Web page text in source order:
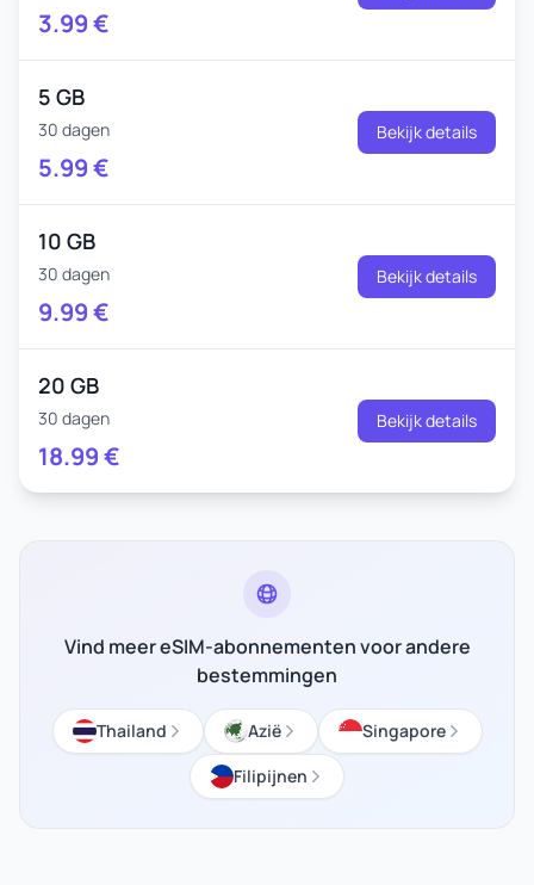
3.99€
5 GB
30 dagen
5.99€
Bekijk details
10 GB
30 dagen
9.99€
Bekijk details
20 GB
30 dagen
18.99€
Bekijk details
Vind meer eSIM-abonnementen voor andere
bestemmingen
Thailand Azië
Singapore
Filipijnen